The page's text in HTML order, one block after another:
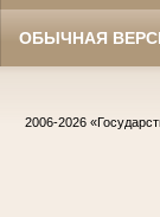
ОБЫЧНАЯ
2006-2026